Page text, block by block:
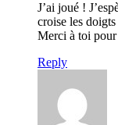
J’ai joué !
croise les doigts
Merci à toi
Reply